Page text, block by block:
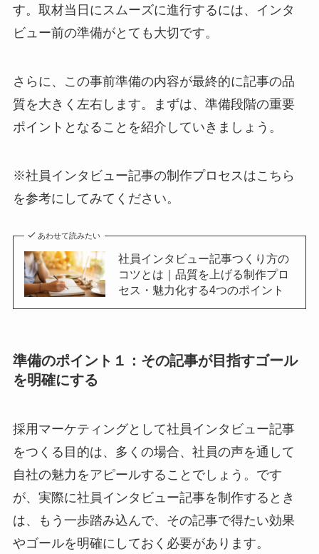
す。取材当日にスムーズに進行するには、インタ
ビュー前の準備がとても大切です。
さらに、この事前準備の内容が最終的に記事の品
質を大きく左右します。まずは、準備段階の重要
ポイントとなることを紹介していきましょう。
※社員インタビュー記事の制作プロセスはこちら
を参考にしてみてください。
あわせて読みたい
社員インタビュー記事つくり方の
コツとは｜品質を上げる制作プロ
セス・魅力化する4つのポイント
準備のポイント１：その記事が目指すゴール
を明確にする
採用マーケティングとして社員インタビュー記事
をつくる目的は、多くの場合、社員の声を通して
自社の魅力をアピールすることでしょう。です
が、実際に社員インタビュー記事を制作するとき
は、もう一歩踏み込んで、その記事で得たい効果
やゴールを明確にしておく必要があります。